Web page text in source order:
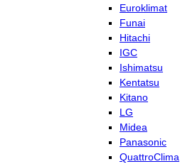
Euroklimat
Funai
Hitachi
IGC
Ishimatsu
Kentatsu
Kitano
LG
Midea
Panasonic
QuattroClima